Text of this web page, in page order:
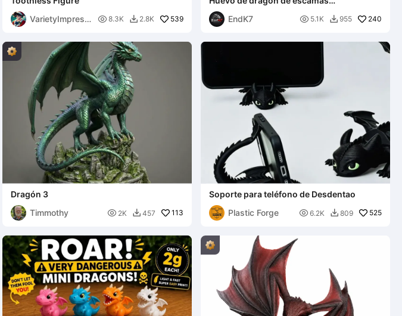
VarietyImpressi
 8.3K  2.8K 539
fragmentadas - Mecanismo de giro y
bloqueo
EndK7  5.1K  955 240
Dragón 3
Timmothy
 2K  457 113
Soporte para teléfono de Desdentao
Plastic Forge
 6.2K  809 525